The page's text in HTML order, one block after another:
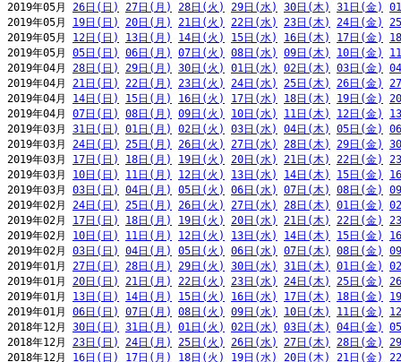
2019年05月 26日(日) 27日(月) 28日(火) 29日(水) 30日(木) 31日(金)
2019年05月 19日(日) 20日(月) 21日(火) 22日(水) 23日(木) 24日(金)
2019年05月 12日(日) 13日(月) 14日(火) 15日(水) 16日(木) 17日(金)
2019年05月 05日(日) 06日(月) 07日(火) 08日(水) 09日(木) 10日(金)
2019年04月 28日(日) 29日(月) 30日(火) 01日(水) 02日(木) 03日(金)
2019年04月 21日(日) 22日(月) 23日(火) 24日(水) 25日(木) 26日(金)
2019年04月 14日(日) 15日(月) 16日(火) 17日(水) 18日(木) 19日(金)
2019年04月 07日(日) 08日(月) 09日(火) 10日(水) 11日(木) 12日(金)
2019年03月 31日(日) 01日(月) 02日(火) 03日(水) 04日(木) 05日(金)
2019年03月 24日(日) 25日(月) 26日(火) 27日(水) 28日(木) 29日(金)
2019年03月 17日(日) 18日(月) 19日(火) 20日(水) 21日(木) 22日(金)
2019年03月 10日(日) 11日(月) 12日(火) 13日(水) 14日(木) 15日(金)
2019年03月 03日(日) 04日(月) 05日(火) 06日(水) 07日(木) 08日(金)
2019年02月 24日(日) 25日(月) 26日(火) 27日(水) 28日(木) 01日(金)
2019年02月 17日(日) 18日(月) 19日(火) 20日(水) 21日(木) 22日(金)
2019年02月 10日(日) 11日(月) 12日(火) 13日(水) 14日(木) 15日(金)
2019年02月 03日(日) 04日(月) 05日(火) 06日(水) 07日(木) 08日(金)
2019年01月 27日(日) 28日(月) 29日(火) 30日(水) 31日(木) 01日(金)
2019年01月 20日(日) 21日(月) 22日(火) 23日(水) 24日(木) 25日(金)
2019年01月 13日(日) 14日(月) 15日(火) 16日(水) 17日(木) 18日(金)
2019年01月 06日(日) 07日(月) 08日(火) 09日(水) 10日(木) 11日(金)
2018年12月 30日(日) 31日(月) 01日(火) 02日(水) 03日(木) 04日(金)
2018年12月 23日(日) 24日(月) 25日(火) 26日(水) 27日(木) 28日(金)
2018年12月 16日(日) 17日(月) 18日(火) 19日(水) 20日(木) 21日(金)